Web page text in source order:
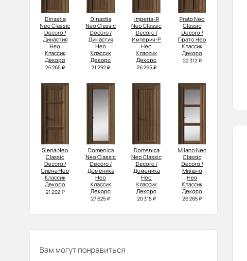
Dinastia
Neo Classic
Decoro /
Династия
Нео
Классик
Декоро
26 265 ₽
Dinastia
Neo Classic
Decoro /
Династия
Нео
Классик
Декоро
21 292 ₽
Imperia-R
Neo Classic
Decoro /
Империя-Р
Нео
Классик
Декоро
26 265 ₽
Prato Neo
Classic
Decoro /
Прато Нео
Классик
Декоро
22 312 ₽
Siena Neo
Classic
Decoro /
Сиена Нео
Классик
Декоро
21 292 ₽
Domenica
Neo Classic
Decoro /
Доменика
Нео
Классик
Декоро
27 625 ₽
Domenica
Neo Classic
Decoro /
Доменика
Нео
Классик
Декоро
20 315 ₽
Milano Neo
Classic
Decoro /
Милано
Нео
Классик
Декоро
26 265 ₽
Вам могут понравиться